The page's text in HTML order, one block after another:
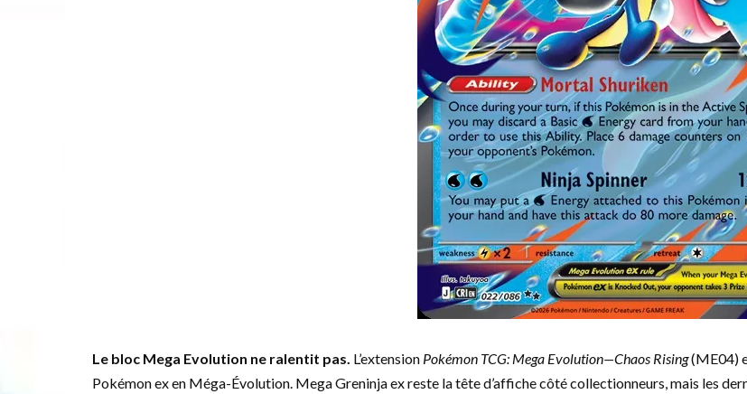
Le bloc Mega Evolution ne ralentit pas. L’extension Pokémon TCG: Mega Evolution—Chaos Rising(ME04)
Pokémon ex en Méga-Évolution. Mega Greninja ex reste la tête d’affiche côté collectionneurs, mais les